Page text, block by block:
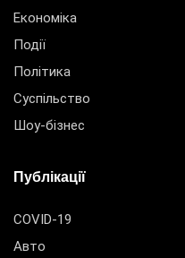
Економіка
Події
Політика
Суспільство
Шоу-бізнес
Публікації
COVID-19
Авто